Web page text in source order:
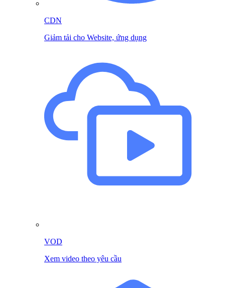
CDN
Giảm tải cho Website, ứng dụng
VOD
Xem video theo yêu cầu